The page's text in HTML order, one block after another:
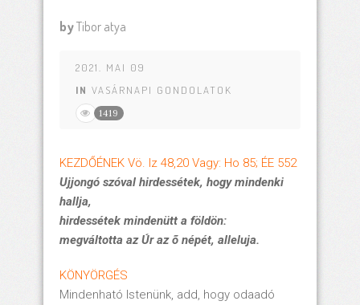
byTibor atya
2021. MAI 09
IN VASÁRNAPI GONDOLATOK
1419
KEZDŐÉNEK Vö. Iz 48,20 Vagy: Ho 85; ÉE 552
Ujjongó szóval hirdessétek, hogy mindenki
hallja,
hirdessétek mindenütt a földön:
megváltotta az Úr az õ népét, alleluja.
KÖNYÖRGÉS
Mindenható Istenünk, add, hogy odaadó